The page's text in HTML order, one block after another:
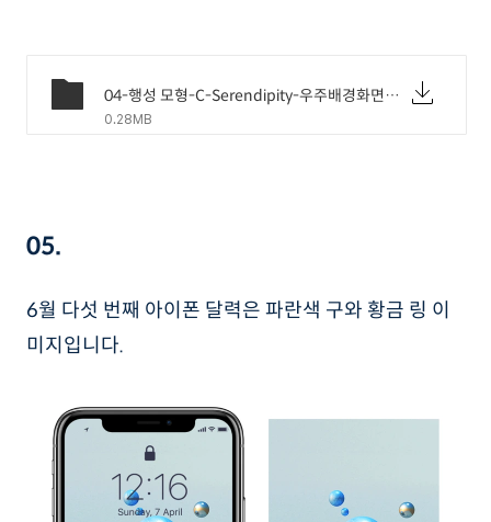
04-행성 모형-C-Serendipity-우주배경화면.png
0.28MB
05.
6월 다섯 번째 아이폰 달력은 파란색 구와 황금 링 이
미지입니다.